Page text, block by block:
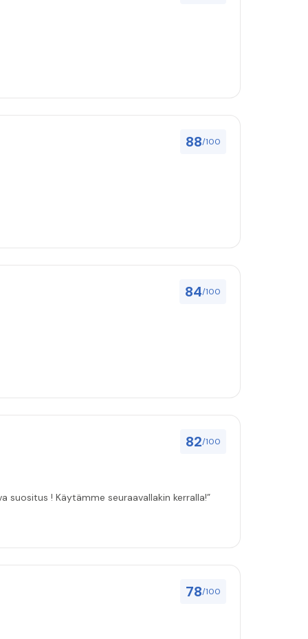
88/100
84/100
82/100
asenuksille pitivät, joten vahva suositus ! Käytämme seuraavallakin kerralla!”
78/100